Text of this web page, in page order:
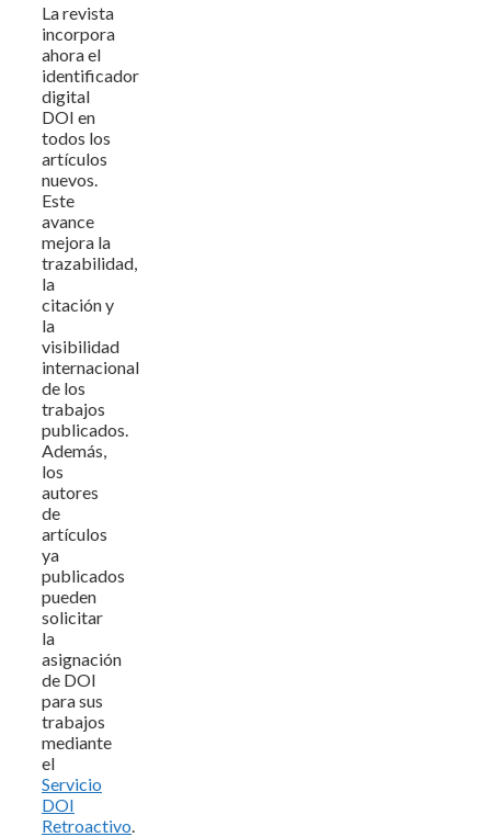
La revista
incorpora
ahora el
identificador
digital
DOI en
todos los
artículos
nuevos.
Este
avance
mejora la
trazabilidad,
la
citación y
la
visibilidad
internacional
de los
trabajos
publicados.
Además,
los
autores
de
artículos
ya
publicados
pueden
solicitar
la
asignación
de DOI
para sus
trabajos
mediante
el
Servicio
DOI
Retroactivo